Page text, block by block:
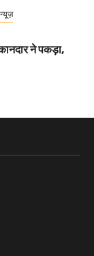
न्यूज़
ने पकड़ा,